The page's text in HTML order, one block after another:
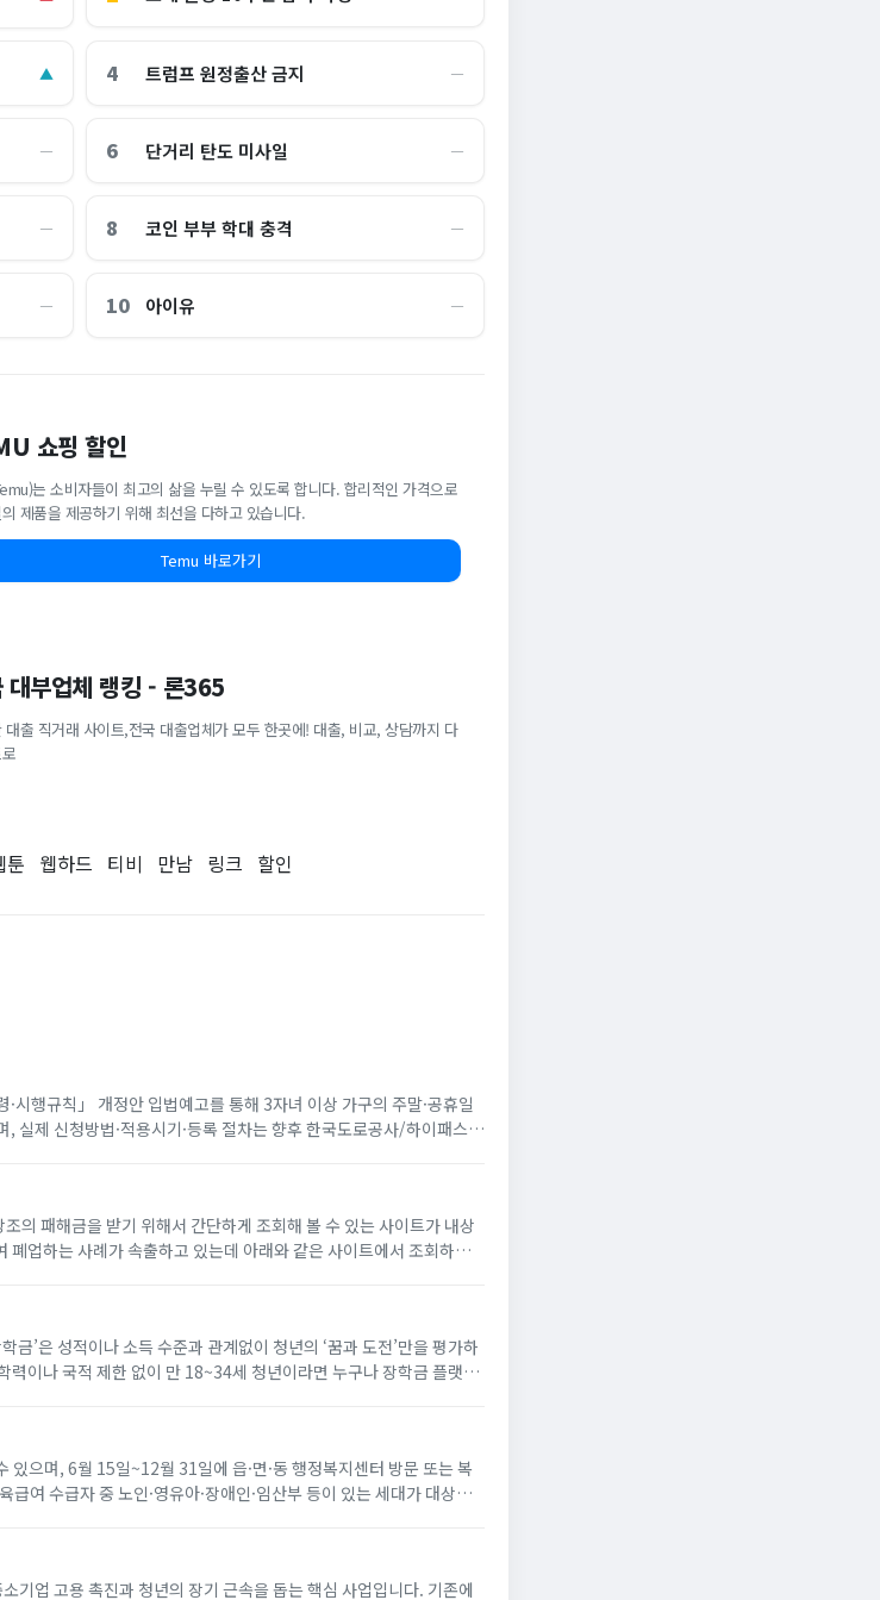
▲ 4 트럼프 원정출산 금지 ―
― 6 단거리 탄도 미사일 ―
― 8 코인 부부 학대 충격 ―
― 10 아이유 ―
쇼핑 할인
는 소비자들이 최고의 삶을 누릴 수 있도록 합니다. 합리적인 가격으로
제품을 제공하기 위해 최선을 다하고 있습니다.
Temu 바로가기
대부업체 랭킹 - 론365
대출 직거래 사이트,전국 대출업체가 모두 한곳에! 대출, 비교, 상담까지 다
툰 웹하드 티비 만남 링크 할인
행규칙」 개정안 입법예고를 통해 3자녀 이상 가구의 주말·공휴일
실제 신청방법·적용시기·등록 절차는 향후 한국도로공사/하이패스
의 패해금을 받기 위해서 간단하게 조회해 볼 수 있는 사이트가 내상
’은 성적이나 소득 수준과 관계없이 청년의 ‘꿈과 도전’만을 평가하
력이나 국적 제한 없이 만 18~34세 청년이라면 누구나 장학금 플랫폼
으며, 6월 15일~12월 31일에 읍·면·동 행정복지센터 방문 또는 복
급여 수급자 중 노인·영유아·장애인·임산부 등이 있는 세대가 대상
기업 고용 촉진과 청년의 장기 근속을 돕는 핵심 사업입니다. 기존에